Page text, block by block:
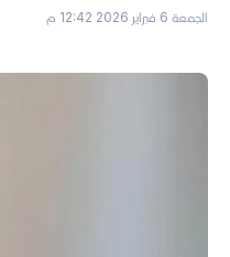
الجمعة 6 فبراير 2026 12:42 م